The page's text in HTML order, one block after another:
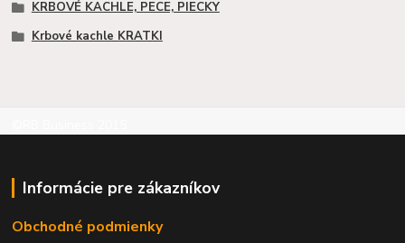
KRBOVÉ KACHLE, PECE, PIECKY
Krbové kachle KRATKI
Informácie pre zákazníkov
Obchodné podmienky